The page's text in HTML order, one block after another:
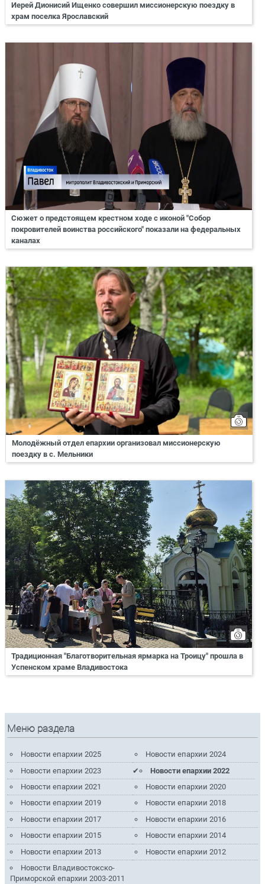
Иерей Дионисий Ищенко совершил миссионерскую поездку в
храм поселка Ярославский
Сюжет о предстоящем крестном ходе с иконой "Собор
покровителей воинства российского" показали на федеральных
каналах
Молодёжный отдел епархии организовал миссионерскую
поездку в с. Мельники
Традиционная "Благотворительная ярмарка на Троицу" прошла в
Успенском храме Владивостока
Меню раздела
Новости епархии 2025
Новости епархии 2024
Новости епархии 2023
Новости епархии 2022
Новости епархии 2021
Новости епархии 2020
Новости епархии 2019
Новости епархии 2018
Новости епархии 2017
Новости епархии 2016
Новости епархии 2015
Новости епархии 2014
Новости епархии 2013
Новости епархии 2012
Новости Владивостокско-
Приморской епархии 2003-2011